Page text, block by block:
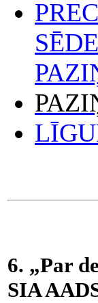
6. „Par
SIA